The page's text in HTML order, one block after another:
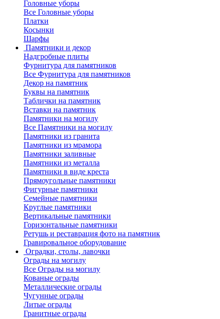
Головные уборы
Все Головные уборы
Платки
Косынки
Шарфы
Памятники и декор
Надгробные плиты
Фурнитура для памятников
Все Фурнитура для памятников
Декор на памятник
Буквы на памятник
Таблички на памятник
Вставки на памятник
Памятники на могилу
Все Памятники на могилу
Памятники из гранита
Памятники из мрамора
Памятники заливные
Памятники из металла
Памятники в виде креста
Прямоугольные памятники
Фигурные памятники
Семейные памятники
Круглые памятники
Вертикальные памятники
Горизонтальные памятники
Ретушь и реставрация фото на памятник
Гравировальное оборудование
Оградки, столы, лавочки
Ограды на могилу
Все Ограды на могилу
Кованые ограды
Металлические ограды
Чугунные ограды
Литые ограды
Гранитные ограды